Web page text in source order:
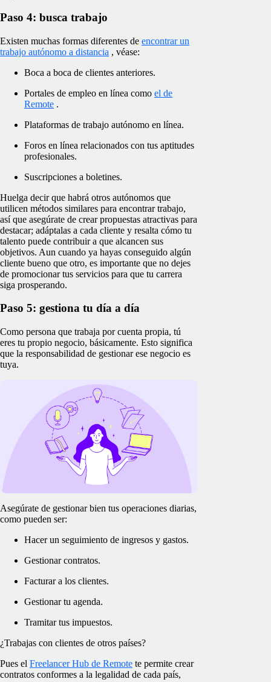
Paso 4: busca trabajo
Existen muchas formas diferentes de encontrar un
trabajo autónomo a distancia , véase:
Boca a boca de clientes anteriores.
Portales de empleo en línea como el de
Remote .
Plataformas de trabajo autónomo en línea.
Foros en línea relacionados con tus aptitudes
profesionales.
Suscripciones a boletines.
Huelga decir que habrá otros autónomos que
utilicen métodos similares para encontrar trabajo,
así que asegúrate de crear propuestas atractivas para
destacar; adáptalas a cada cliente y resalta cómo tu
talento puede contribuir a que alcancen sus
objetivos. Aun cuando ya hayas conseguido algún
cliente bueno que otro, es importante que no dejes
de promocionar tus servicios para que tu carrera
siga prosperando.
Paso 5: gestiona tu día a día
Como persona que trabaja por cuenta propia, tú
eres tu propio negocio, básicamente. Esto significa
que la responsabilidad de gestionar ese negocio es
tuya.
Asegúrate de gestionar bien tus operaciones diarias,
como pueden ser:
Hacer un seguimiento de ingresos y gastos.
Gestionar contratos.
Facturar a los clientes.
Gestionar tu agenda.
Tramitar tus impuestos.
¿Trabajas con clientes de otros países?
Pues el Freelancer Hub de Remote te permite crear
contratos conformes a la legalidad de cada país,